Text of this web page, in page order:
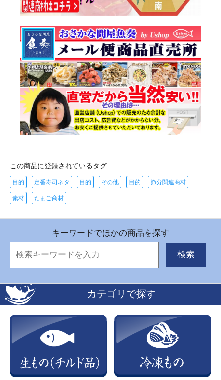
この商品に登録されているタグ
目的 定番寿司ネタ 目的 その他 目的 節分関連商材
素材 たまご商材
キーワードでほかの商品を探す
検索
カテゴリで探す